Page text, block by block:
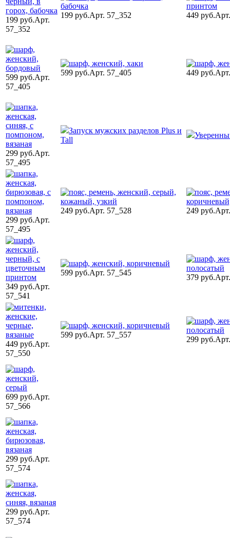
199 руб.Арт.
57_352
199 руб.Арт. 57_352 449 руб.
599 руб.Арт.
57_405
599 руб.Арт. 57_405 449 руб.
299 руб.Арт.
57_495
Запуск мужских разделов Plus и
Tall
299 руб.Арт.
57_495
249 руб.Арт. 57_528 249 руб.
349 руб.Арт.
57_541
599 руб.Арт. 57_545
379 руб.
449 руб.Арт.
57_550
599 руб.Арт. 57_557
299 руб.
699 руб.Арт.
57_566
299 руб.Арт.
57_574
299 руб.Арт.
57_574